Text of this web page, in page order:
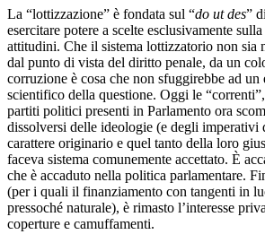
La “lottizzazione” è fondata sul “do ut des”
esercitare potere a scelte esclusivamente
attitudini. Che il sistema lottizzatorio non sia
dal punto di vista del diritto penale, da un
corruzione è cosa che non sfuggirebbe ad un
scientifico della questione. Oggi le
partiti politici presenti in Parlamento ora
dissolversi delle ideologie (e degli imperativi
carattere originario e quel tanto della loro
faceva sistema comunemente accettato. È
che è accaduto nella politica parlamentare.
(per i quali il finanziamento con tangenti in
pressoché naturale), è rimasto l’interesse
coperture e camuffamenti.